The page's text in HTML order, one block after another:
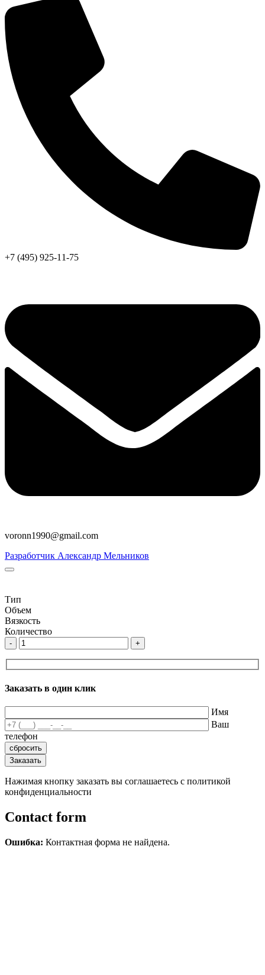
+7 (495) 925-11-75
voronn1990@gmail.com
Разработчик Александр Мельников
Тип
Объем
Вязкость
Количество
- +
Заказать в один клик
Имя
Ваш
телефон
Нажимая кнопку заказать вы соглашаетесь с политикой
конфиденциальности
Contact form
Ошибка: Контактная форма не найдена.